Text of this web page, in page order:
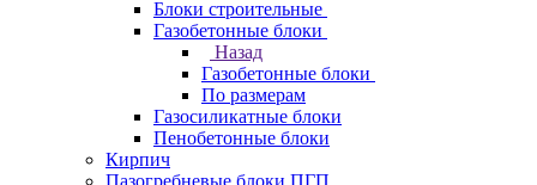
Блоки строительные
Газобетонные блоки
Назад
Газобетонные блоки
По размерам
Газосиликатные блоки
Пенобетонные блоки
Кирпич
Пазогребневые блоки ПГП